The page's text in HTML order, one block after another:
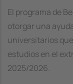
El programa de
otorgar una
universitarios
estudios en el
2025/2026.